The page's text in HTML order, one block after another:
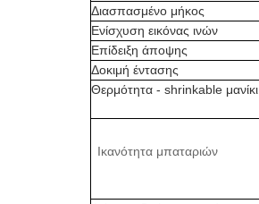
Διασπασμένο μήκος
Ενίσχυση εικόνας ινών
Επίδειξη άποψης
Δοκιμή έντασης
Θερμότητα - shrinkable μανίκι
Ικανότητα μπαταριών